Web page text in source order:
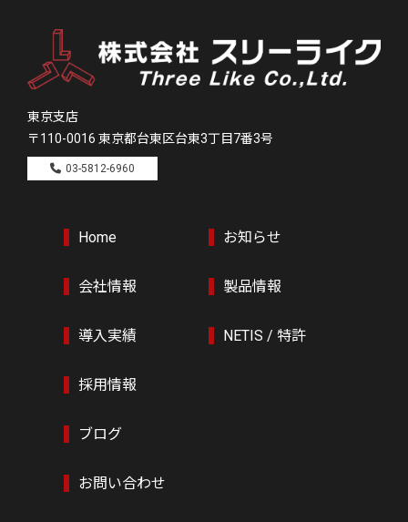
東京支店
〒110-0016 東京都台東区台東3丁目7番3号
03-5812-6960
Home お知らせ
会社情報 製品情報
導入実績 NETIS / 特許
採用情報
ブログ
お問い合わせ